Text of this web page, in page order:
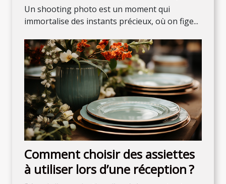
Un shooting photo est un moment qui
immortalise des instants précieux, où on fige...
Comment choisir des assiettes
à utiliser lors d’une réception ?